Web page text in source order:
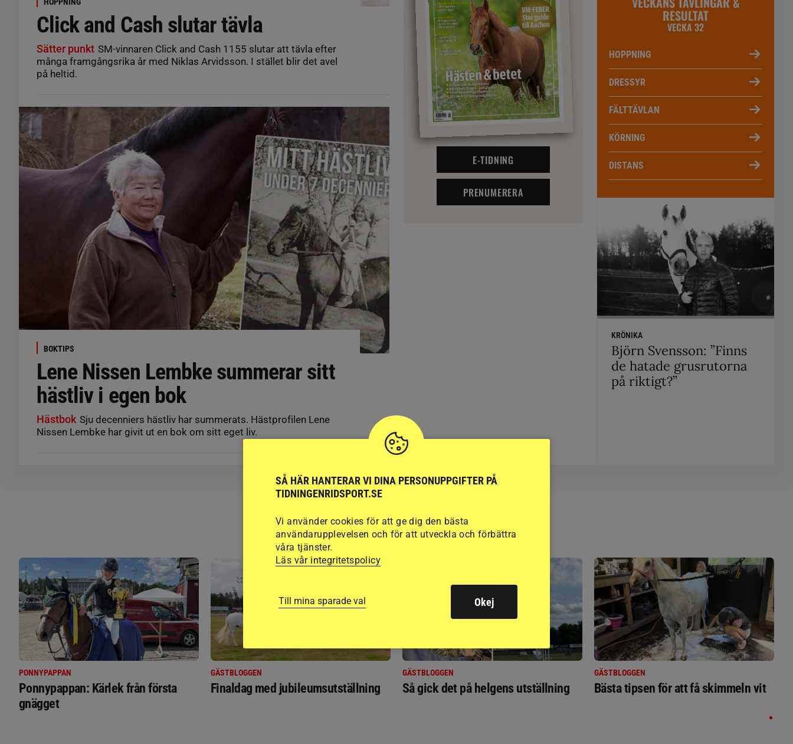
HOPPNING
Click and Cash slutar tävla
Sätter punkt SM-vinnaren Click and Cash 1155 slutar att tävla efter
många framgångsrika år med Niklas Arvidsson. I stället blir det avel
på heltid.
BOKTIPS
Lene Nissen Lembke summerar sitt
hästliv i egen bok
Hästbok Sju decenniers hästliv har summerats. Hästprofilen Lene
Nissen Lembke har givit ut en bok om sitt eget liv.
E-TIDNING
PRENUMERERA
RESULTAT
VECKA 32
HOPPNING
DRESSYR
FÄLTTÄVLAN
KÖRNING
DISTANS
KRÖNIKA
Björn Svensson: ”Finns
de hatade grusrutorna
på riktigt?”
RIDSPORT
BLOGGAR
PONNYPAPPAN
Ponnypappan: Kärlek från första
gnägget
GÄSTBLOGGEN
Finaldag med jubileumsutställning
GÄSTBLOGGEN
Så gick det på helgens utställning
GÄSTBLOGGEN
Bästa tipsen för att få skimmeln vit
SÅ HÄR HANTERAR VI DINA PERSONUPPGIFTER PÅ
TIDNINGENRIDSPORT.SE
Vi använder cookies för att ge dig den bästa
användarupplevelsen och för att utveckla och förbättra
våra tjänster.
Läs vår integritetspolicy
Till mina sparade val Okej